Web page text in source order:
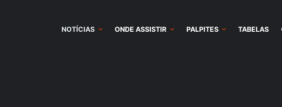
NOTÍCIAS ONDE ASSISTIR PALPITES TABELAS